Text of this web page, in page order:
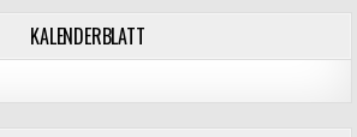
KALENDERBLATT